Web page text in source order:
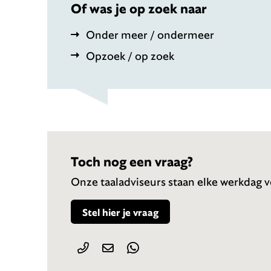
Of was je op zoek naar
Onder meer / ondermeer
Opzoek / op zoek
Toch nog een vraag?
Onze taaladviseurs staan elke werkdag
Stel hier je vraag